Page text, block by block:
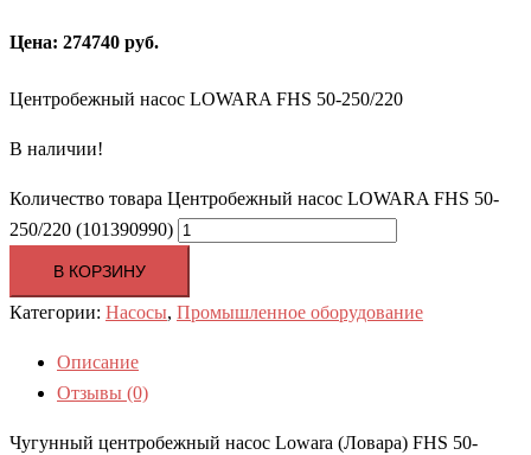
Цена: 274740 руб.
Центробежный насос LOWARA FHS 50-250/220
В наличии!
Количество товара Центробежный насос LOWARA FHS 50-
250/220 (101390990)
В КОРЗИНУ
Категории: Насосы, Промышленное оборудование
Описание
Отзывы (0)
Чугунный центробежный насос Lowara (Ловара) FHS 50-